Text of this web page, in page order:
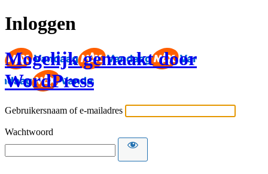
Inloggen
Mogelijk gemaakt door
WordPress
Gebruikersnaam of e-mailadres
Wachtwoord